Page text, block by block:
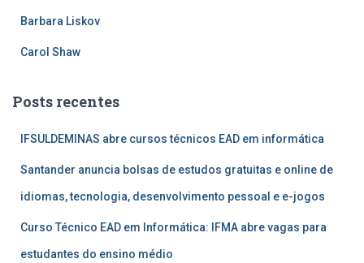
Barbara Liskov
Carol Shaw
Posts recentes
IFSULDEMINAS abre cursos técnicos EAD em informática
Santander anuncia bolsas de estudos gratuitas e online de
idiomas, tecnologia, desenvolvimento pessoal e e-jogos
Curso Técnico EAD em Informática: IFMA abre vagas para
estudantes do ensino médio